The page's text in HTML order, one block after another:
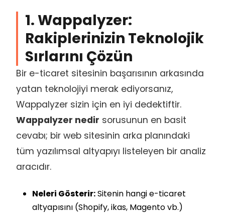
1. Wappalyzer:
Rakiplerinizin Teknolojik
Sırlarını Çözün
Bir e-ticaret sitesinin başarısının arkasında
yatan teknolojiyi merak ediyorsanız,
Wappalyzer sizin için en iyi dedektiftir.
Wappalyzer nedir sorusunun en basit
cevabı; bir web sitesinin arka planındaki
tüm yazılımsal altyapıyı listeleyen bir analiz
aracıdır.
Neleri Gösterir:Sitenin hangi e-ticaret
altyapısını (Shopify, ikas, Magento vb.)